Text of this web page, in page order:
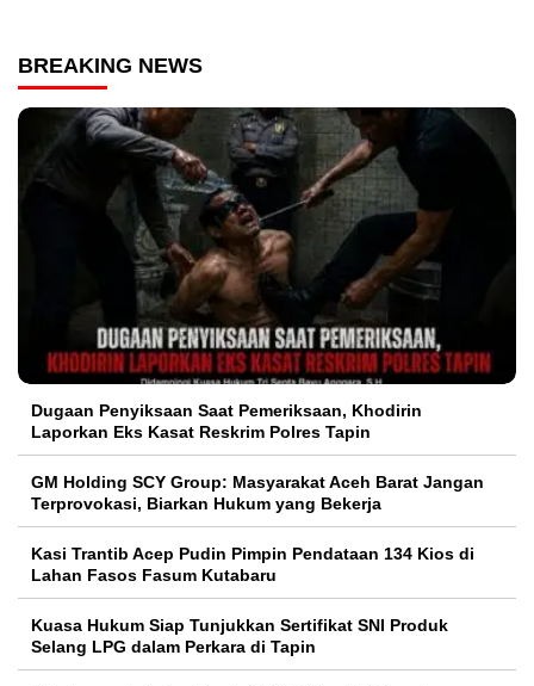
BREAKING NEWS
Dugaan Penyiksaan Saat Pemeriksaan, Khodirin
Laporkan Eks Kasat Reskrim Polres Tapin
GM Holding SCY Group: Masyarakat Aceh Barat Jangan
Terprovokasi, Biarkan Hukum yang Bekerja
Kasi Trantib Acep Pudin Pimpin Pendataan 134 Kios di
Lahan Fasos Fasum Kutabaru
Kuasa Hukum Siap Tunjukkan Sertifikat SNI Produk
Selang LPG dalam Perkara di Tapin